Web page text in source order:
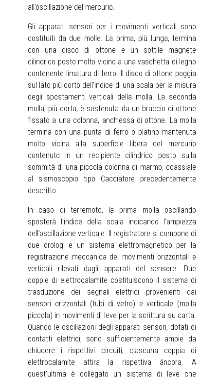
all’oscillazione del mercurio.
Gli apparati sensori per i movimenti verticali sono
costituiti da due molle. La prima, più lunga, termina
con una disco di ottone e un sottile magnete
cilindrico posto molto vicino a una vaschetta di legno
contenente limatura di ferro. Il disco di ottone poggia
sul lato più corto dell’indice di una scala per la misura
degli spostamenti verticali della molla. La seconda
molla, più corta, è sostenuta da un braccio di ottone
fissato a una colonna, anch’essa di ottone. La molla
termina con una punta di ferro o platino mantenuta
molto vicina alla superficie libera del mercurio
contenuto in un recipiente cilindrico posto sulla
sommità di una piccola colonna di marmo, coassiale
al sismoscopio tipo Cacciatore precedentemente
descritto.
In caso di terremoto, la prima molla oscillando
sposterà l’indice della scala indicando l’ampiezza
dell’oscillazione verticale. Il registratore si compone di
due orologi e un sistema elettromagnetico per la
registrazione meccanica dei movimenti orizzontali e
verticali rilevati dagli apparati del sensore. Due
coppie di elettrocalamite costituiscono il sistema di
trasduzione dei segnali elettrici provenienti dai
sensori orizzontali (tubi di vetro) e verticale (molla
piccola) in movimenti di leve per la scrittura su carta.
Quando le oscillazioni degli apparati sensori, dotati di
contatti elettrici, sono sufficientemente ampie da
chiudere i rispettivi circuiti, ciascuna coppia di
elettrocalamite attira la rispettiva áncora. A
quest’ultima è collegato un sistema di leve che